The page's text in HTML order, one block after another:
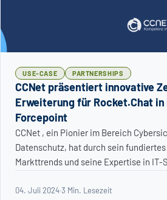
USE-CASE PARTNERSHIPS
CCNet präsentiert innovative
Erweiterung für Rocket.Chat
Forcepoint
CCNet , ein Pionier im Bereich
Datenschutz, hat durch sein
Markttrends und seine Expertise in IT-
04. Juli 2024·3 Min. Lesezeit